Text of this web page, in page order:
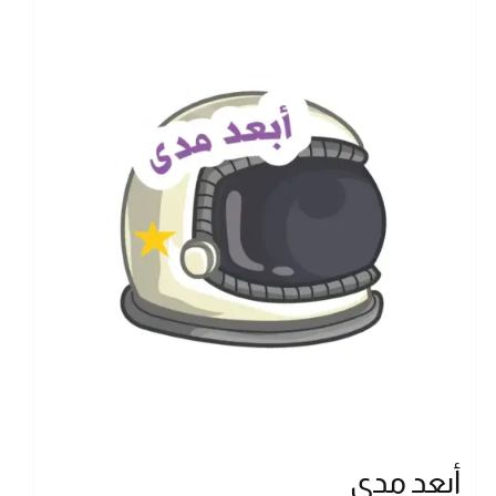
أبعد مدى